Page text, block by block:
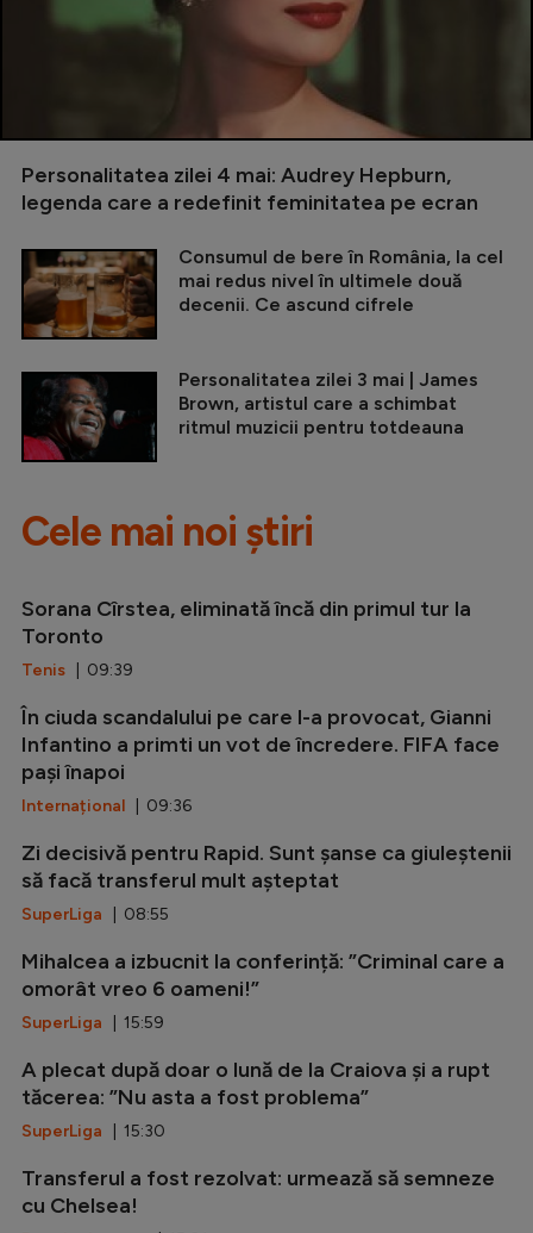
Personalitatea zilei 4 mai: Audrey Hepburn,
legenda care a redefinit feminitatea pe ecran
Consumul de bere în România, la cel
mai redus nivel în ultimele două
decenii. Ce ascund cifrele
Personalitatea zilei 3 mai | James
Brown, artistul care a schimbat
ritmul muzicii pentru totdeauna
Cele mai noi știri
Sorana Cîrstea, eliminată încă din primul tur la
Toronto
Tenis | 09:39
În ciuda scandalului pe care l-a provocat, Gianni
Infantino a primti un vot de încredere. FIFA face
pași înapoi
Internațional | 09:36
Zi decisivă pentru Rapid. Sunt șanse ca giuleștenii
să facă transferul mult așteptat
SuperLiga | 08:55
Mihalcea a izbucnit la conferință: ”Criminal care a
omorât vreo 6 oameni!”
SuperLiga | 15:59
A plecat după doar o lună de la Craiova și a rupt
tăcerea: ”Nu asta a fost problema”
SuperLiga | 15:30
Transferul a fost rezolvat: urmează să semneze
cu Chelsea!